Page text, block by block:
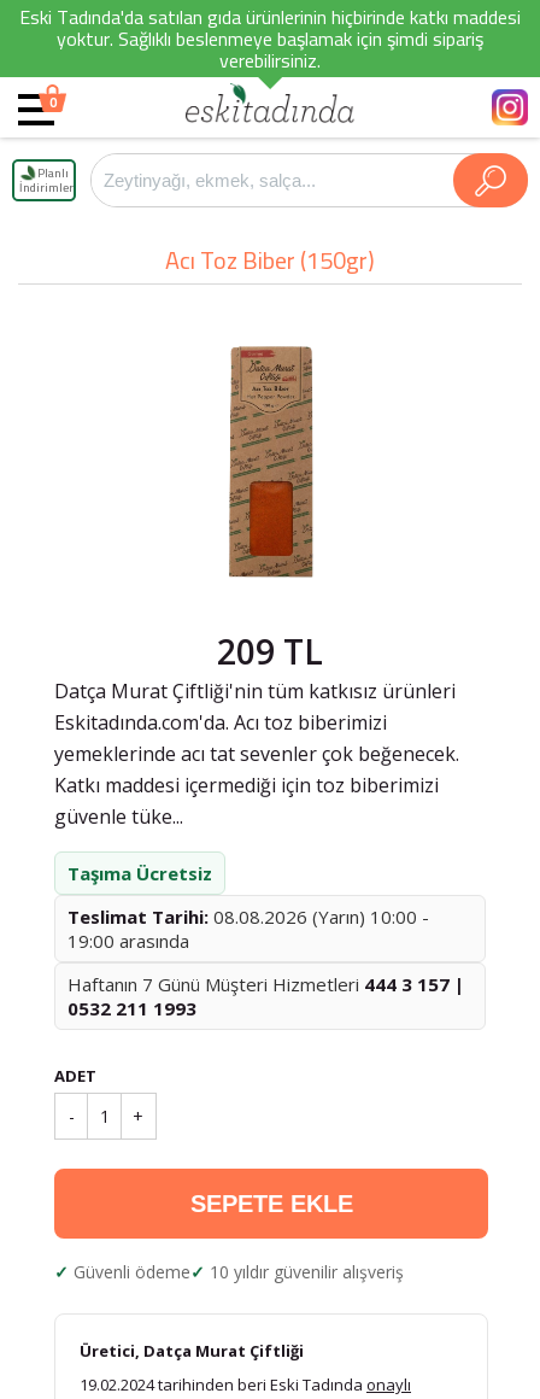
Eski Tadında'da satılan gıda ürünlerinin hiçbirinde katkı maddesi
yoktur. Sağlıklı beslenmeye başlamak için şimdi sipariş
verebilirsiniz.
0
Planlı
İndirimler
Acı Toz Biber (150gr)
209 TL
Datça Murat Çiftliği'nin tüm katkısız ürünleri
Eskitadında.com'da. Acı toz biberimizi
yemeklerinde acı tat sevenler çok beğenecek.
Katkı maddesi içermediği için toz biberimizi
güvenle tüke...
Taşıma Ücretsiz
Teslimat Tarihi: 08.08.2026 (Yarın) 10:00 -
19:00 arasında
Haftanın 7 Günü Müşteri Hizmetleri 444 3 157 |
0532 211 1993
ADET
- 1 +
SEPETE EKLE
Güvenli ödeme 10 yıldır güvenilir alışveriş
Üretici, Datça Murat Çiftliği
19.02.2024 tarihinden beri Eski Tadında onaylı